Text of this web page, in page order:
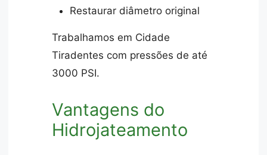
Restaurar diâmetro original
Trabalhamos em Cidade
Tiradentes com pressões de até
3000 PSI.
Vantagens do
Hidrojateamento